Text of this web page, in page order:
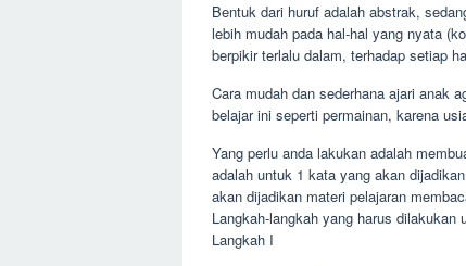
Bentuk dari huruf adalah abstrak,
lebih mudah pada hal-hal yang nyata
berpikir terlalu dalam, terhadap setiap
Cara mudah dan sederhana ajari anak
belajar ini seperti permainan, karena
Yang perlu anda lakukan adalah
adalah untuk 1 kata yang akan
akan dijadikan materi pelajaran
Langkah-langkah yang harus dilakukan
Langkah I